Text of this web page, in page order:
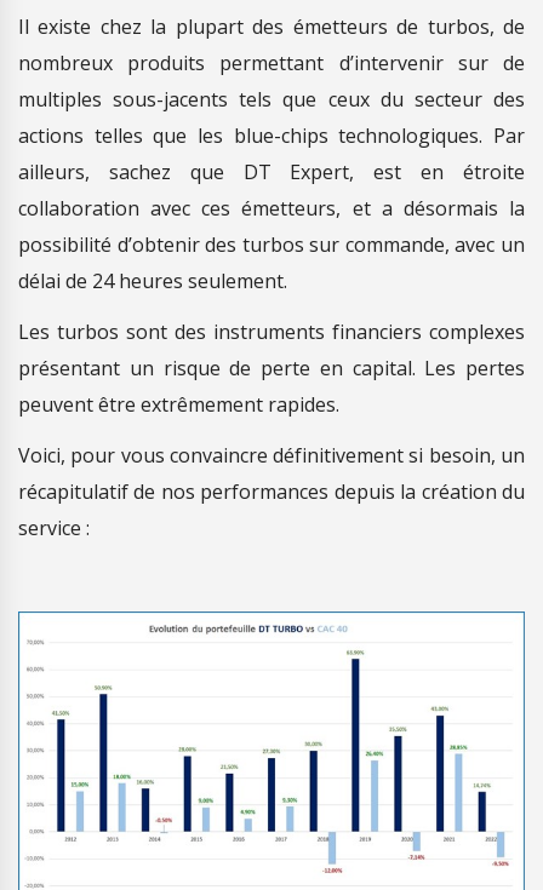
Il existe chez la plupart des émetteurs de turbos, de
nombreux produits permettant d’intervenir sur de
multiples sous-jacents tels que ceux du secteur des
actions telles que les blue-chips technologiques. Par
ailleurs, sachez que DT Expert, est en étroite
collaboration avec ces émetteurs, et a désormais la
possibilité d’obtenir des turbos sur commande, avec un
délai de 24 heures seulement.
Les turbos sont des instruments financiers complexes
présentant un risque de perte en capital. Les pertes
peuvent être extrêmement rapides.
Voici, pour vous convaincre définitivement si besoin, un
récapitulatif de nos performances depuis la création du
service :